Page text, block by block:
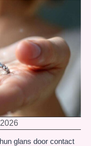
glans door contact